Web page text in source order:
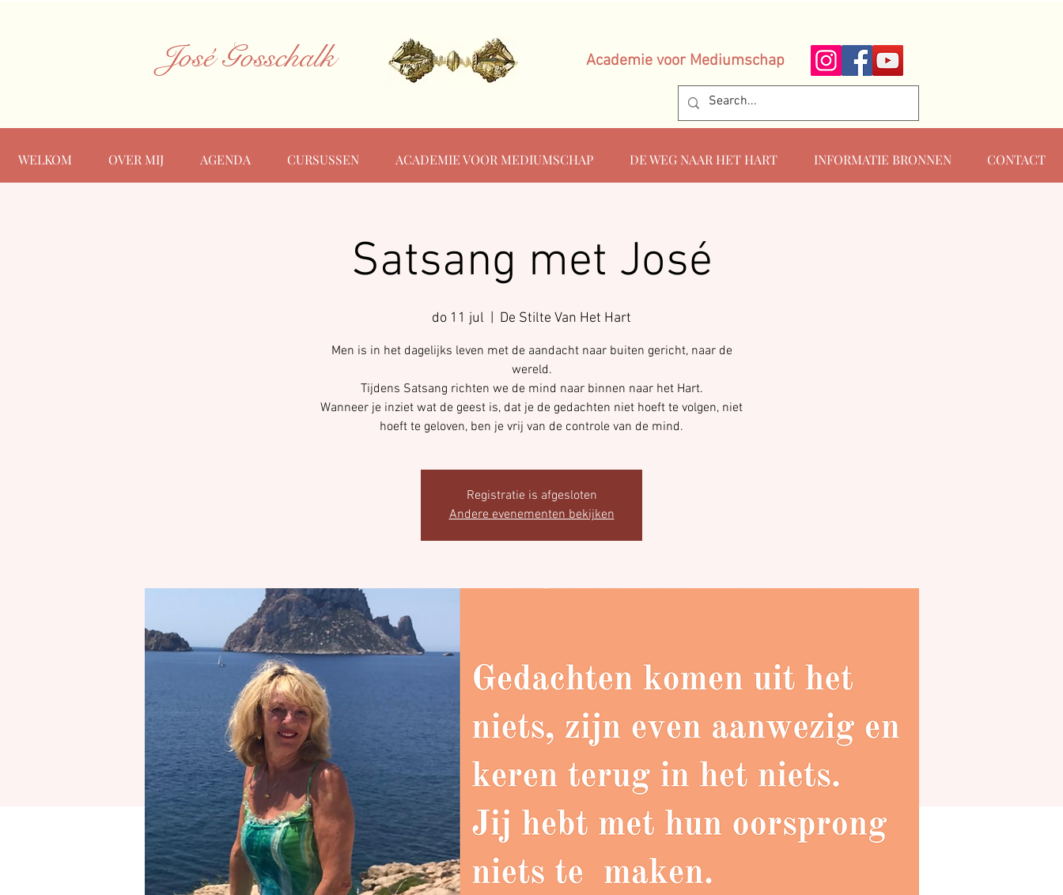
José Gosschalk Academie voor Mediumschap
WELKOM OVER MIJ AGENDA CURSUSSEN ACADEMIE VOOR MEDIUMSCHAP DE WEG NAAR HET HART INFORMATIE BRONNEN CONTACT
Satsang met José
do 11 jul De Stilte Van Het Hart
Men is in het dagelijks leven met de aandacht naar buiten gericht, naar de
wereld.
Tijdens Satsang richten we de mind naar binnen naar het Hart.
Wanneer je inziet wat de geest is, dat je de gedachten niet hoeft te volgen, niet
hoeft te geloven, ben je vrij van de controle van de mind.
Registratie is afgesloten
Andere evenementen bekijken